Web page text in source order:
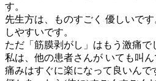
す。
先生方は、ものすごく 優しいで
しやすいです。
ただ「筋膜剥がし」はもう激痛で
私は、他の患者さんが いても叫
痛みはすぐに楽になって良いんで